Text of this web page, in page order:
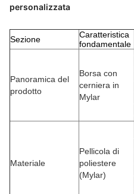
personalizzata
Sezione
Caratteristica
fondamentale
Panoramica del
prodotto
Borsa con
cerniera in
Mylar
Materiale
Pellicola di
poliestere
(Mylar)